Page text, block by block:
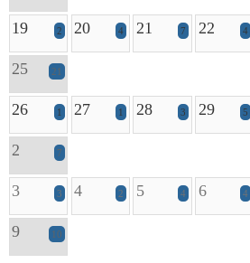
19 2 20 4 21 7 22 4
25 21
26 1 27 1 28 3 29 5
2 7
3 3 4 2 5 4 6 4
9 10